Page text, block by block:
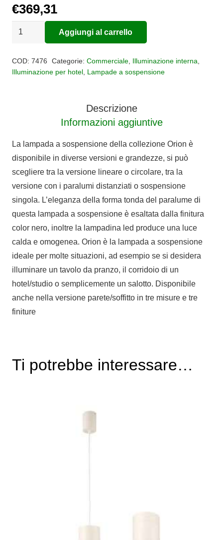
€369,31
Sospensione
quantità
Aggiungi al carrello
COD: 7476 Categorie: Commerciale, Illuminazione interna
Illuminazione per hotel Lampade a sospensione
Descrizione
Informazioni aggiuntive
La lampada a sospensione della collezione Orion è
disponibile in diverse versioni e grandezze, si può
scegliere tra la versione lineare o circolare, tra la
versione con i paralumi distanziati o sospensione
singola. L’eleganza della forma tonda del paralume di
questa lampada a sospensione è esaltata dalla finitura
color nero, inoltre la lampadina led produce una luce
calda e omogenea. Orion è la lampada a sospensione
ideale per molte situazioni, ad esempio se si desidera
illuminare un tavolo da pranzo, il corridoio di un
hotel/studio o semplicemente un salotto. Disponibile
anche nella versione parete/soffitto in tre misure e tre
finiture
Ti potrebbe interessare…